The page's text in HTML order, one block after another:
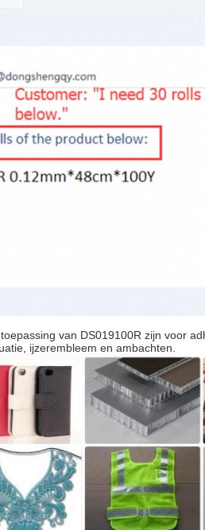
van DS019100R zijn voor
ijzerembleem en ambachten.